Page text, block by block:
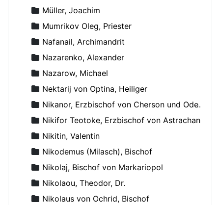
Müller, Joachim
Mumrikov Oleg, Priester
Nafanail, Archimandrit
Nazarenko, Alexander
Nazarow, Michael
Nektarij von Optina, Heiliger
Nikanor, Erzbischof von Cherson und Odessa
Nikifor Teotoke, Erzbischof von Astrachan
Nikitin, Valentin
Nikodemus (Milasch), Bischof
Nikolaj, Bischof von Markariopol
Nikolaou, Theodor, Dr.
Nikolaus von Ochrid, Bischof